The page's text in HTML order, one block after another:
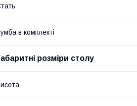
в комплекті
розміри столу